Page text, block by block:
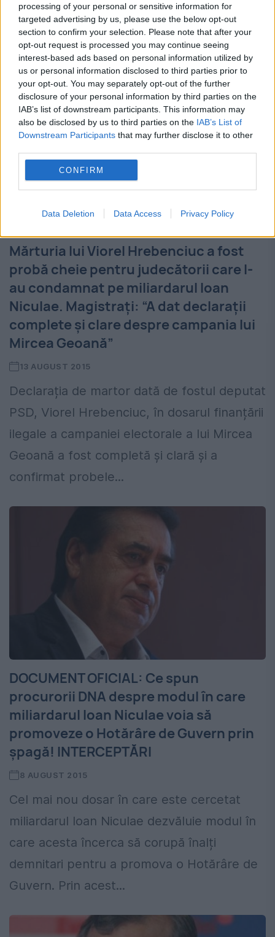
processing of your personal or sensitive information for
targeted advertising by us, please use the below opt-out
section to confirm your selection. Please note that after your
opt-out request is processed you may continue seeing
interest-based ads based on personal information utilized by
us or personal information disclosed to third parties prior to
your opt-out. You may separately opt-out of the further
disclosure of your personal information by third parties on the
IAB’s list of downstream participants. This information may
also be disclosed by us to third parties on the IAB’s List of
Downstream Participants that may further disclose it to other
CONFIRM
Data Deletion Data Access Privacy Policy
scurtă petrecută în închisoare nu a convins
instanţa că s-a îndreptat, potrivit motivării
Judecătoriei Găeşti, care a respins...
Mărturia lui Viorel Hrebenciuc a fost
probă cheie pentru judecătorii care l-
au condamnat pe miliardarul Ioan
Niculae. Magistrați: “A dat declaraţii
complete şi clare despre campania lui
Mircea Geoană”
13 AUGUST 2015
Declarația de martor dată de fostul deputat
PSD, Viorel Hrebenciuc, în dosarul finanțării
ilegale a campaniei electorale a lui Mircea
Geoană a fost completă și clară și a
confirmat probele...
DOCUMENT OFICIAL: Ce spun
procurorii DNA despre modul în care
miliardarul Ioan Niculae voia să
promoveze o Hotărâre de Guvern prin
șpagă! INTERCEPTĂRI
8 AUGUST 2015
Cel mai nou dosar în care este cercetat
miliardarul Ioan Niculae dezvăluie modul în
care acesta încerca să corupă înalți
demnitari pentru a promova o Hotărâre de
Guvern. Prin acest...